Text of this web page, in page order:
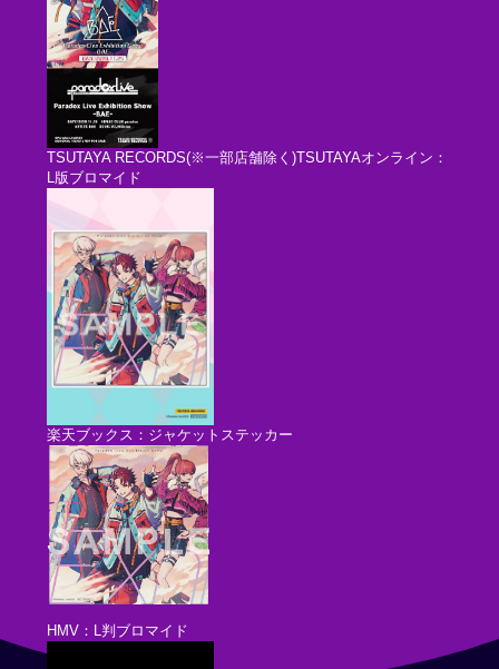
TSUTAYA RECORDS(※一部店舗除く)TSUTAYAオンライン：
L版ブロマイド
楽天ブックス：ジャケットステッカー
HMV：L判ブロマイド